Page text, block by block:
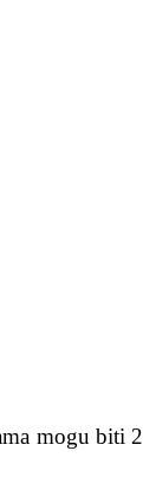
mogu biti 2